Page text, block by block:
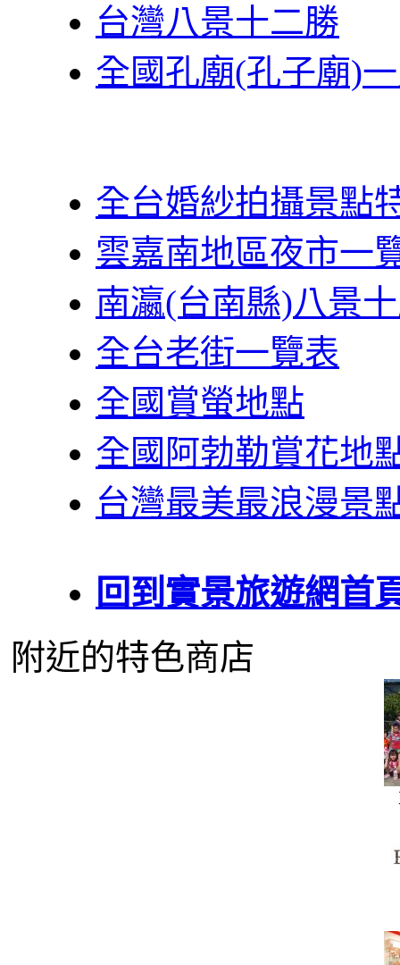
台灣八景十二勝
全國孔廟(孔子廟)
全台婚紗拍攝景點
雲嘉南地區夜市一
南瀛(台南縣)八景
全台老街一覽表
全國賞螢地點
全國阿勃勒賞花地
台灣最美最浪漫景
回到實景旅遊網首
附近的特色商店